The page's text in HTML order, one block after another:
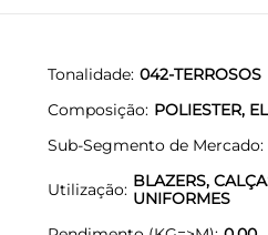
Tonalidade 042-TERROSOS
Composição POLIESTER,
Sub-Segmento de Mercado
Utilização BLAZERS,
UNIFORMES